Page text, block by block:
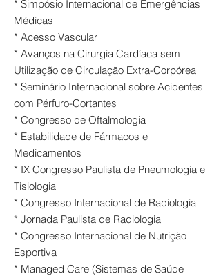
* Simpósio Internacional de Emergências
Médicas
* Acesso Vascular
* Avanços na Cirurgia Cardíaca sem
Utilização de Circulação Extra-Corpórea
* Seminário Internacional sobre Acidentes
com Pérfuro-Cortantes
* Congresso de Oftalmologia
* Estabilidade de Fármacos e
Medicamentos
* IX Congresso Paulista de Pneumologia e
Tisiologia
* Congresso Internacional de Radiologia
* Jornada Paulista de Radiologia
* Congresso Internacional de Nutrição
Esportiva
* Managed Care (Sistemas de Saúde